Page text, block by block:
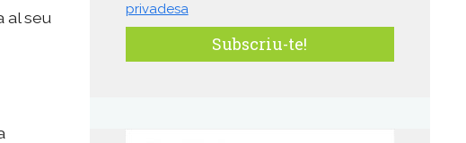
al seu
privadesa